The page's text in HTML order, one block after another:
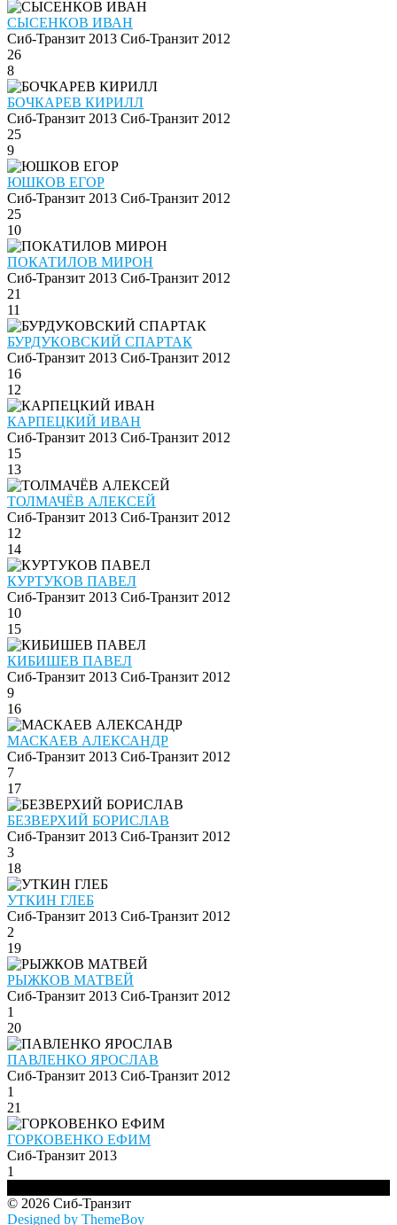
СЫСЕНКОВ ИВАН
Сиб-Транзит 2013 Сиб-Транзит 2012
26
8
БОЧКАРЕВ КИРИЛЛ
Сиб-Транзит 2013 Сиб-Транзит 2012
25
9
ЮШКОВ ЕГОР
Сиб-Транзит 2013 Сиб-Транзит 2012
25
10
ПОКАТИЛОВ МИРОН
Сиб-Транзит 2013 Сиб-Транзит 2012
21
11
БУРДУКОВСКИЙ СПАРТАК
Сиб-Транзит 2013 Сиб-Транзит 2012
16
12
КАРПЕЦКИЙ ИВАН
Сиб-Транзит 2013 Сиб-Транзит 2012
15
13
ТОЛМАЧЁВ АЛЕКСЕЙ
Сиб-Транзит 2013 Сиб-Транзит 2012
12
14
КУРТУКОВ ПАВЕЛ
Сиб-Транзит 2013 Сиб-Транзит 2012
10
15
КИБИШЕВ ПАВЕЛ
Сиб-Транзит 2013 Сиб-Транзит 2012
9
16
МАСКАЕВ АЛЕКСАНДР
Сиб-Транзит 2013 Сиб-Транзит 2012
7
17
БЕЗВЕРХИЙ БОРИСЛАВ
Сиб-Транзит 2013 Сиб-Транзит 2012
3
18
УТКИН ГЛЕБ
Сиб-Транзит 2013 Сиб-Транзит 2012
2
19
РЫЖКОВ МАТВЕЙ
Сиб-Транзит 2013 Сиб-Транзит 2012
1
20
ПАВЛЕНКО ЯРОСЛАВ
Сиб-Транзит 2013 Сиб-Транзит 2012
1
21
ГОРКОВЕНКО ЕФИМ
Сиб-Транзит 2013
1
© 2026 Сиб-Транзит
Designed by ThemeBoy